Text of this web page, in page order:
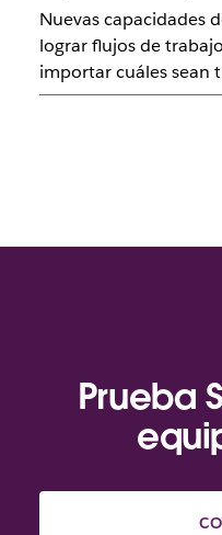
Nuevas capacidades
lograr flujos de
importar cuáles sean
Prueba